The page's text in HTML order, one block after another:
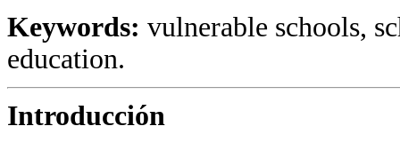
Keywords: vulnerable schools,
education.
Introducción